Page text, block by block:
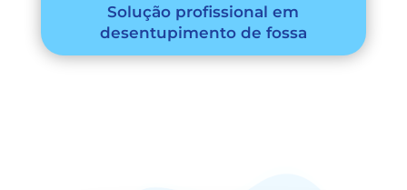
Solução profissional em
desentupimento de fossa